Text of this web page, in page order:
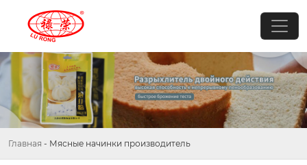
Главная - Мясные начинки производитель